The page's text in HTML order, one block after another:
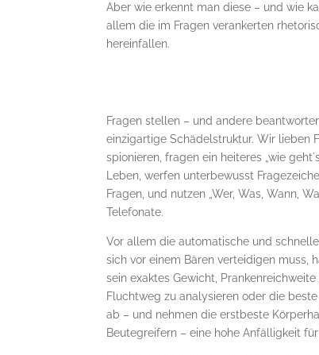
Aber wie erkennt man diese – und wie
allem die im Fragen verankerten
hereinfallen.
Fragen stellen – und andere
einzigartige Schädelstruktur. Wir lieben
spionieren, fragen ein heiteres „wie
Leben, werfen unterbewusst
Fragen, und nutzen „Wer, Was, Wann,
Telefonate.
Vor allem die automatische und
sich vor einem Bären verteidigen muss,
sein exaktes Gewicht,
Fluchtweg zu analysieren oder die
ab – und nehmen die erstbeste
Beutegreifern – eine hohe Anfälligkeit